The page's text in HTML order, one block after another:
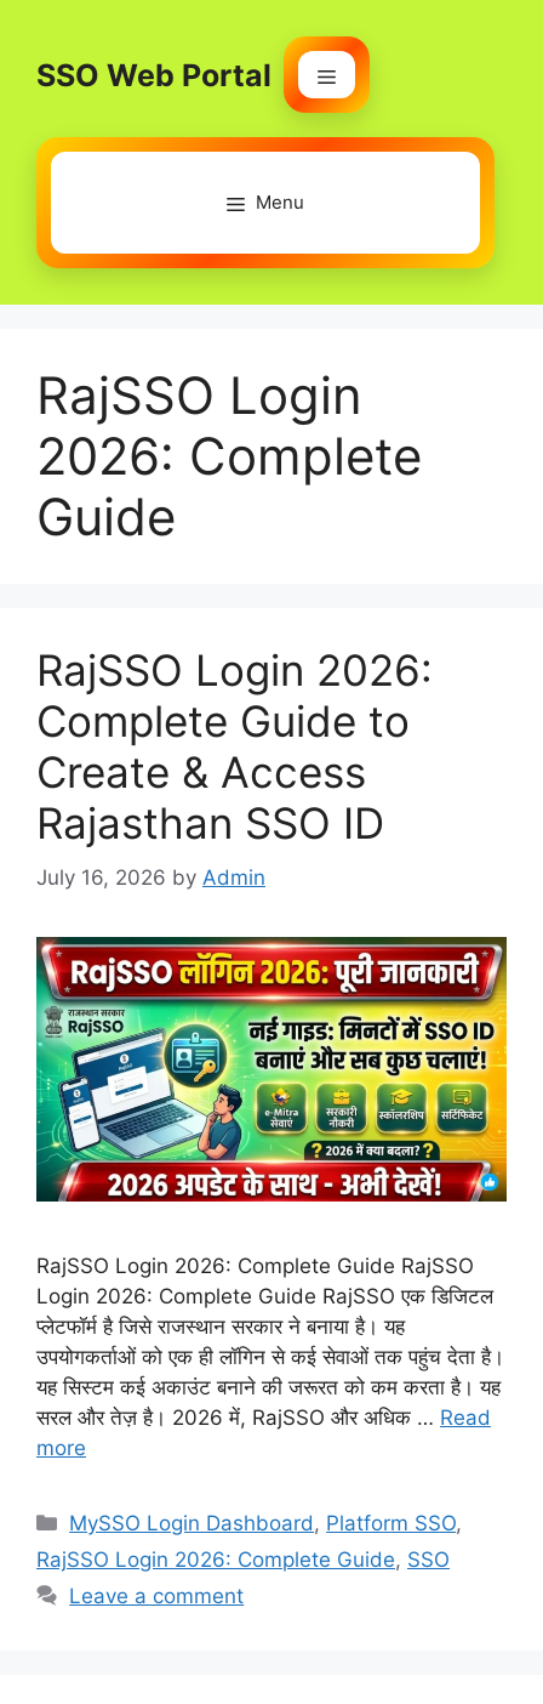
contentSSO Web Portal
Menu
Menu
RajSSO Login
2026: Complete
Guide
RajSSO Login 2026:
Complete Guide to
Create & Access
Rajasthan SSO ID
July 16, 2026 by Admin
RajSSO Login 2026: Complete Guide RajSSO
Login 2026: Complete Guide RajSSO एक डिजिटल
प्लेटफॉर्म है जिसे राजस्थान सरकार ने बनाया है। यह
उपयोगकर्ताओं को एक ही लॉगिन से कई सेवाओं तक पहुंच देता है।
यह सिस्टम कई अकाउंट बनाने की जरूरत को कम करता है। यह
सरल और तेज़ है। 2026 में, RajSSO और अधिक … Read
more
Categories
MySSO Login Dashboard , Platform SSO,
RajSSO Login 2026: Complete Guide, SSO
Leave a comment